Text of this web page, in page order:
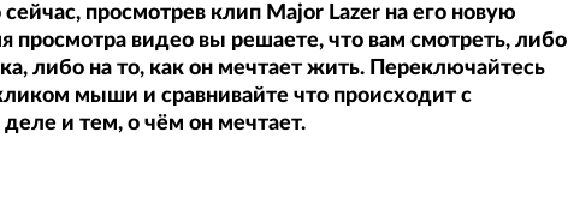
просмотрев клип Major Lazer на его новую
просмотра видео вы решаете, что вам смотреть, либо
либо на то, как он мечтает жить. Переключайтесь
мыши и сравнивайте что происходит с
и тем, о чём он мечтает.